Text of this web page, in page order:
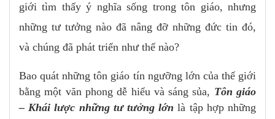
giới tìm thấy ý nghĩa sống trong tôn giáo, nhưng
những tư tưởng nào đã nâng đỡ những đức tin đó,
và chúng đã phát triển như thế nào?
Bao quát những tôn giáo tín ngưỡng lớn của thế giới
bằng một văn phong dễ hiểu và sáng sủa, Tôn giáo
– Khái lược những tư tưởng lớn là tập hợp những